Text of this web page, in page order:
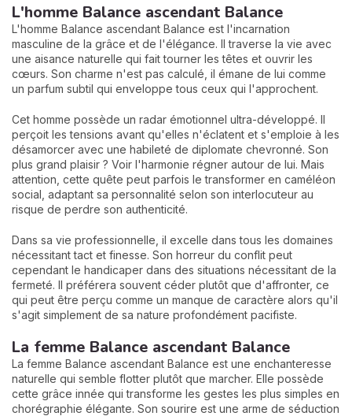
L'homme Balance ascendant Balance
L'homme Balance ascendant Balance est l'incarnation
masculine de la grâce et de l'élégance. Il traverse la vie avec
une aisance naturelle qui fait tourner les têtes et ouvrir les
cœurs. Son charme n'est pas calculé, il émane de lui comme
un parfum subtil qui enveloppe tous ceux qui l'approchent.
Cet homme possède un radar émotionnel ultra-développé. Il
perçoit les tensions avant qu'elles n'éclatent et s'emploie à les
désamorcer avec une habileté de diplomate chevronné. Son
plus grand plaisir ? Voir l'harmonie régner autour de lui. Mais
attention, cette quête peut parfois le transformer en caméléon
social, adaptant sa personnalité selon son interlocuteur au
risque de perdre son authenticité.
Dans sa vie professionnelle, il excelle dans tous les domaines
nécessitant tact et finesse. Son horreur du conflit peut
cependant le handicaper dans des situations nécessitant de la
fermeté. Il préférera souvent céder plutôt que d'affronter, ce
qui peut être perçu comme un manque de caractère alors qu'il
s'agit simplement de sa nature profondément pacifiste.
La femme Balance ascendant Balance
La femme Balance ascendant Balance est une enchanteresse
naturelle qui semble flotter plutôt que marcher. Elle possède
cette grâce innée qui transforme les gestes les plus simples en
chorégraphie élégante. Son sourire est une arme de séduction